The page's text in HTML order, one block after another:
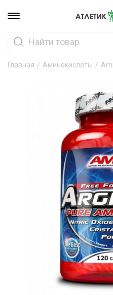
Главная / Аминокислоты /